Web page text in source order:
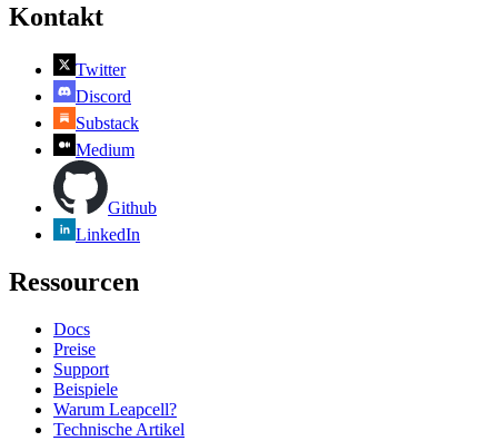
Kontakt
Twitter
Discord
Substack
Medium
Github
LinkedIn
Ressourcen
Docs
Preise
Support
Beispiele
Warum Leapcell?
Technische Artikel